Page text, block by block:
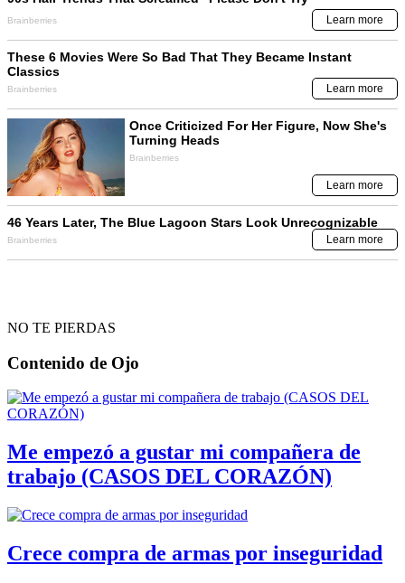
NO TE PIERDAS
Contenido de Ojo
Me empezó a gustar mi compañera de
trabajo (CASOS DEL CORAZÓN)
Crece compra de armas por inseguridad